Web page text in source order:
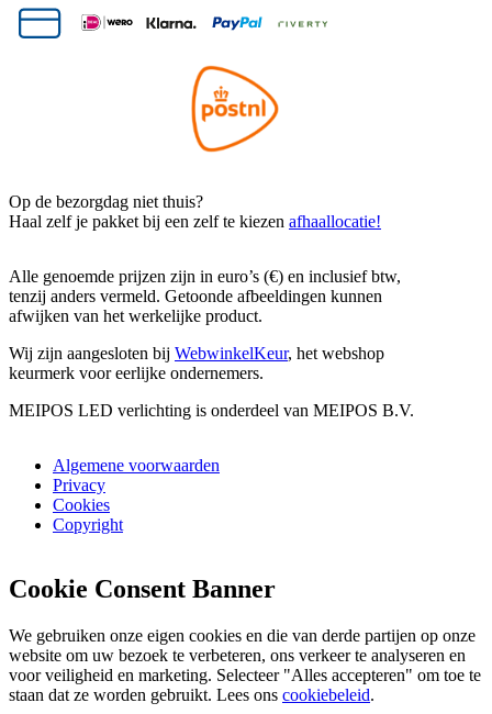
Op de bezorgdag niet thuis?
Haal zelf je pakket bij een zelf te kiezen afhaallocatie!
Alle genoemde prijzen zijn in euro’s (€) en inclusief btw,
tenzij anders vermeld. Getoonde afbeeldingen kunnen
afwijken van het werkelijke product.
Wij zijn aangesloten bij WebwinkelKeur, het webshop
keurmerk voor eerlijke ondernemers.
MEIPOS LED verlichting is onderdeel van MEIPOS B.V.
Algemene voorwaarden
Privacy
Cookies
Copyright
Cookie Consent Banner
We gebruiken onze eigen cookies en die van derde partijen op onze
website om uw bezoek te verbeteren, ons verkeer te analyseren en
voor veiligheid en marketing. Selecteer "Alles accepteren" om toe te
staan dat ze worden gebruikt. Lees ons cookiebeleid.